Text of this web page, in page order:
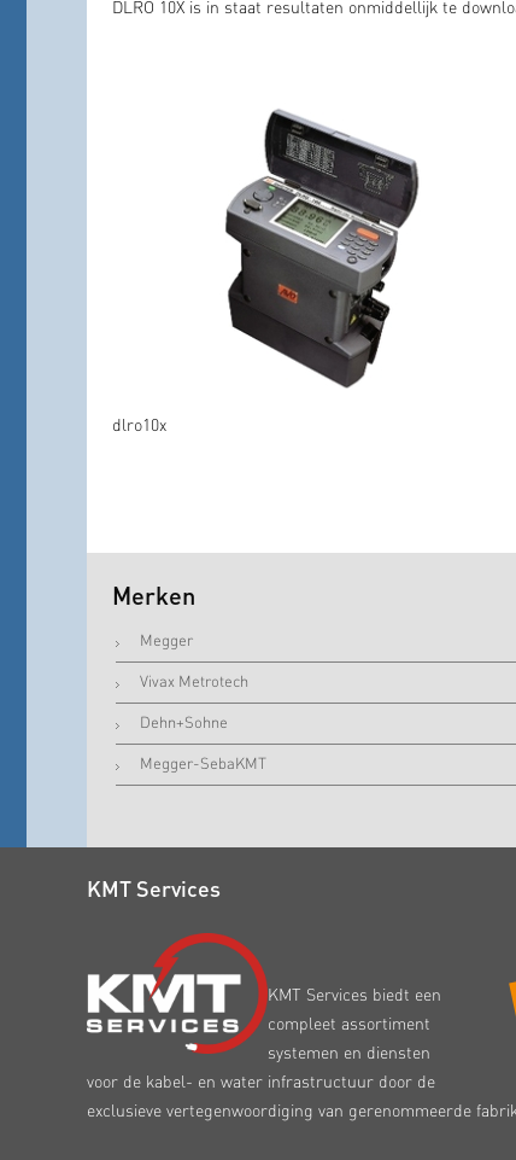
DLRO 10X is in staat resultaten onmiddellijk te
dlro10x
Merken
Megger
Vivax Metrotech
Dehn+Sohne
Megger-SebaKMT
KMT Services
KMT Services biedt een
compleet assortiment
systemen en diensten
voor de kabel- en water infrastructuur door de
exclusieve vertegenwoordiging van gerenommeerde